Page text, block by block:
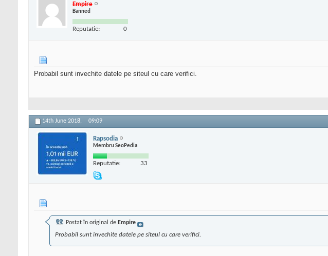
Empire
Banned
Reputatie: 0
Probabil sunt invechite datele pe siteul cu care verifici.
14th June 2018, 09:09
Rapsodia
Membru SeoPedia
Reputatie: 33
Postat în original de Empire
Probabil sunt invechite datele pe siteul cu care verifici.